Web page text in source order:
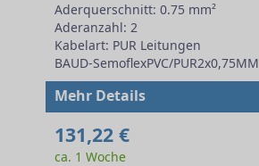
Aderquerschnitt: 0.75 mm²
Aderanzahl: 2
Kabelart: PUR Leitungen
BAUD-SemoflexPVC/PUR2x0,75MM
Mehr Details
131,22 €
ca. 1 Woche